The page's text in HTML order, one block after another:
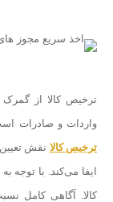
ترخیص کالا از
واردات و صادرات
ترخیص کالا نقش
ایفا می‌کند. با توجه
کالا. آگاهی کامل